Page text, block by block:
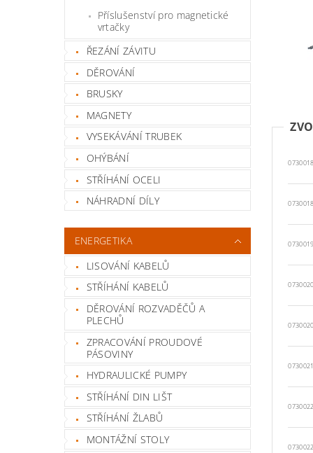
Příslušenství pro magnetické
vrtačky
ŘEZÁNÍ ZÁVITU
DĚROVÁNÍ
BRUSKY
MAGNETY
VYSEKÁVÁNÍ TRUBEK
OHÝBÁNÍ
STŘÍHÁNÍ OCELI
NÁHRADNÍ DÍLY
ENERGETIKA
LISOVÁNÍ KABELŮ
STŘÍHÁNÍ KABELŮ
DĚROVÁNÍ ROZVADĚČŮ A
PLECHŮ
ZPRACOVÁNÍ PROUDOVÉ
PÁSOVINY
HYDRAULICKÉ PUMPY
STŘÍHÁNÍ DIN LIŠT
STŘÍHÁNÍ ŽLABŮ
MONTÁŽNÍ STOLY
0730018
0730019
0730020
0730021
0730022